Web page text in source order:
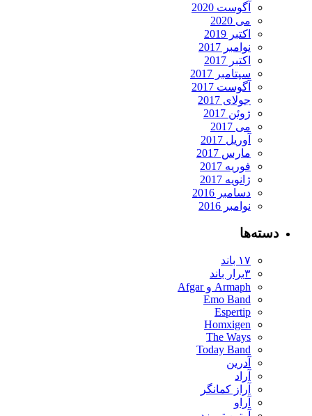
آگوست 2020
می 2020
اکتبر 2019
نوامبر 2017
اکتبر 2017
سپتامبر 2017
آگوست 2017
جولای 2017
ژوئن 2017
می 2017
آوریل 2017
مارس 2017
فوریه 2017
ژانویه 2017
دسامبر 2016
نوامبر 2016
دسته‌ها
۱۷ باند
۳برار باند
Armaph و Afgar
Emo Band
Espertip
Homxigen
The Ways
Today Band
آدرین
آراد
آراز کمانگر
آراو